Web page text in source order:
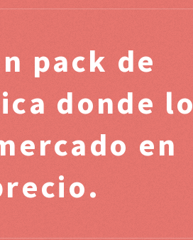
pack de
donde lo
en